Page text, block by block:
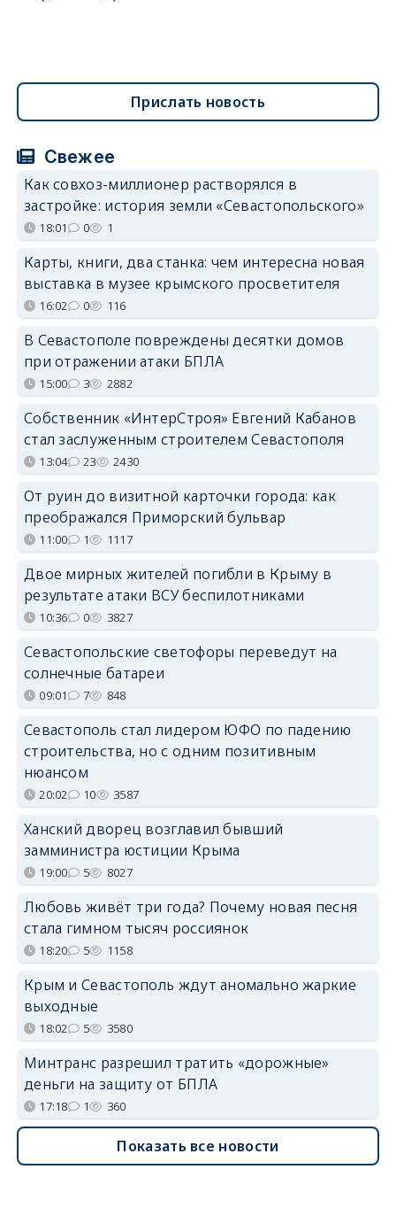
Прислать новость
Свежее
Как совхоз-миллионер растворялся в
застройке: история земли «Севастопольского»
18:01 0 1
Карты, книги, два станка: чем интересна новая
выставка в музее крымского просветителя
16:02 0 116
В Севастополе повреждены десятки домов
при отражении атаки БПЛА
15:00 3 2882
Собственник «ИнтерСтроя» Евгений Кабанов
стал заслуженным строителем Севастополя
13:04 23 2430
От руин до визитной карточки города: как
преображался Приморский бульвар
11:00 1 1117
Двое мирных жителей погибли в Крыму в
результате атаки ВСУ беспилотниками
10:36 0 3827
Севастопольские светофоры переведут на
солнечные батареи
09:01 7 848
Севастополь стал лидером ЮФО по падению
строительства, но с одним позитивным
нюансом
20:02 10 3587
Ханский дворец возглавил бывший
замминистра юстиции Крыма
19:00 5 8027
Любовь живёт три года? Почему новая песня
стала гимном тысяч россиянок
18:20 5 1158
Крым и Севастополь ждут аномально жаркие
выходные
18:02 5 3580
Минтранс разрешил тратить «дорожные»
деньги на защиту от БПЛА
17:18 1 360
Показать все новости